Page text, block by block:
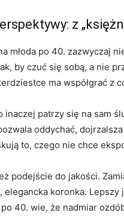
z
młoda po 40. zazwyczaj
by czuć się sobą, a nie
ma współgrać z
inaczej patrzy się na sam
oddychać,
to, czego nie chce
podejście do jakości.
elegancka koronka. Lepszy
po 40. wie, że nadmiar